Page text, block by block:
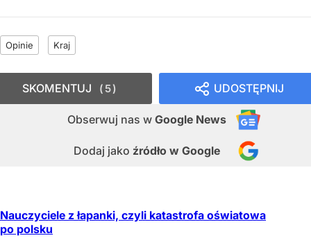
Opinie Kraj
UDOSTĘPNIJ
Obserwuj nas w Google News
Dodaj jako źródło w Google
SKOMENTUJ 5
Nauczyciele z łapanki, czyli katastrofa oświatowa
po polsku